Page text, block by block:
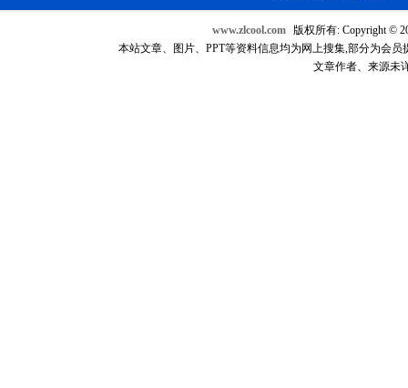
www.zlcool.com 版权所有: Copyright ©
本站文章、图片、PPT等资料信息均为网上搜集,部分为会员
文章作者、来源未